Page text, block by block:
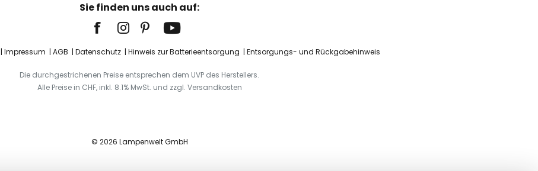
Sie finden uns auch auf:
Impressum AGB Datenschutz Hinweis zur Batterieentsorgung Entsorgungs- und Rückgabehinweis
Die durchgestrichenen Preise entsprechen dem UVP des Herstellers.
Alle Preise in CHF, inkl. 8.1% MwSt. und zzgl. Versandkosten
© 2026 Lampenwelt GmbH